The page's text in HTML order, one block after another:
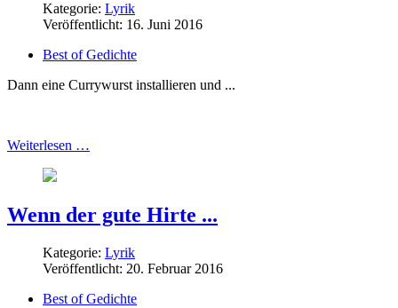
Kategorie: Lyrik
Veröffentlicht: 16. Juni 2016
Best of Gedichte
Dann eine Currywurst installieren und ...
Weiterlesen …
Wenn der gute Hirte ...
Kategorie: Lyrik
Veröffentlicht: 20. Februar 2016
Best of Gedichte